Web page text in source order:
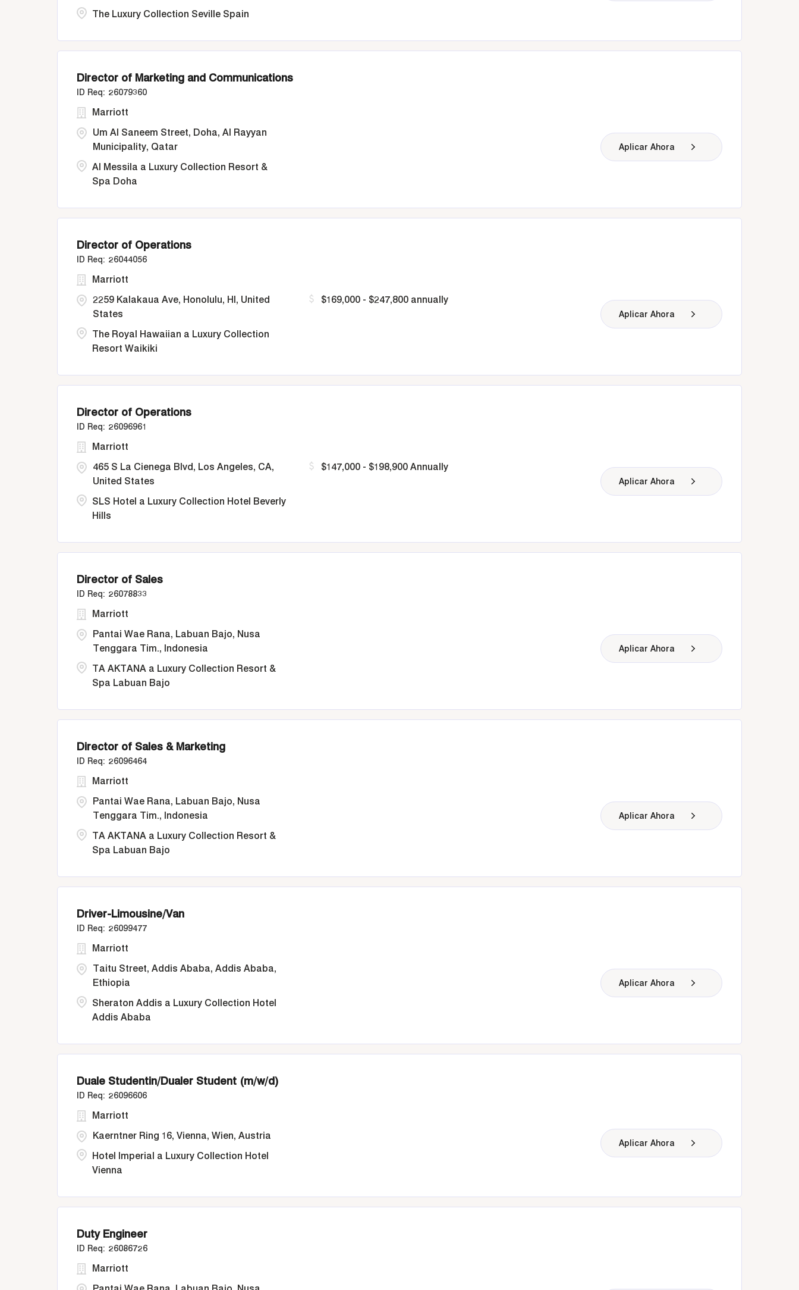
The Luxury Collection Seville Spain
Director of Marketing and Communications
26079360
Um Al Saneem Street, Doha, Al Rayyan
Municipality, Qatar
Marriott
Al Messila a Luxury Collection Resort &
Spa Doha
Aplicar Ahora
Director of Operations
26044056
2259 Kalakaua Ave, Honolulu, HI, United
States
Marriott
The Royal Hawaiian a Luxury Collection
Resort Waikiki
$169,000 - $247,800 annually
Aplicar Ahora
Director of Operations
26096961
465 S La Cienega Blvd, Los Angeles, CA,
United States
Marriott
SLS Hotel a Luxury Collection Hotel Beverly
Hills
$147,000 - $198,900 Annually
Aplicar Ahora
Director of Sales
26078833
Pantai Wae Rana, Labuan Bajo, Nusa
Tenggara Tim., Indonesia
Marriott
TA AKTANA a Luxury Collection Resort &
Spa Labuan Bajo
Aplicar Ahora
Director of Sales & Marketing
26096464
Pantai Wae Rana, Labuan Bajo, Nusa
Tenggara Tim., Indonesia
Marriott
TA AKTANA a Luxury Collection Resort &
Spa Labuan Bajo
Aplicar Ahora
Driver-Limousine/Van
26099477
Taitu Street, Addis Ababa, Addis Ababa,
Ethiopia
Marriott
Sheraton Addis a Luxury Collection Hotel
Addis Ababa
Aplicar Ahora
Duale Studentin/Dualer Student (m/w/d)
26096606
Kaerntner Ring 16, Vienna, Wien, Austria
Marriott
Hotel Imperial a Luxury Collection Hotel
Vienna
Aplicar Ahora
Duty Engineer
26086726
Marriott